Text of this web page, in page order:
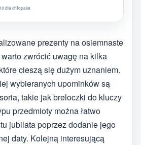
dla chłopaka
prezenty na osiemnaste
zwrócić uwagę na kilka
cieszą się dużym uznaniem.
wybieranych upominków są
takie jak breloczki do kluczy
przedmioty można łatwo
jubilata poprzez dodanie jego
daty. Kolejną interesującą